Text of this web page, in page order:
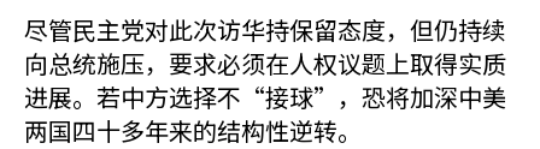
尽管民主党对此次访华持保留态度，但仍持续
向总统施压，要求必须在人权议题上取得实质
进展。若中方选择不“接球”，恐将加深中美
两国四十多年来的结构性逆转。